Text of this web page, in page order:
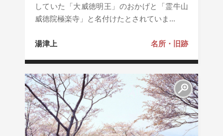
していた「大威徳明王」のおかげと「霊牛山
威徳院極楽寺」と名付けたとされていま...
湯津上 名所・旧跡